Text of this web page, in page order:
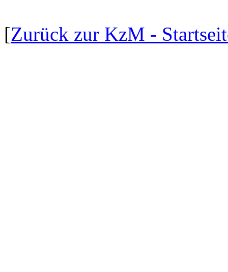
[Zurück zur KzM -